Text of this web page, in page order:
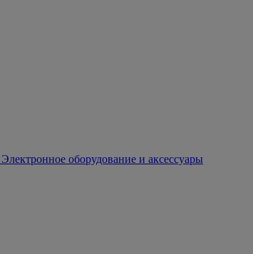
Электронное оборудование и аксессуары